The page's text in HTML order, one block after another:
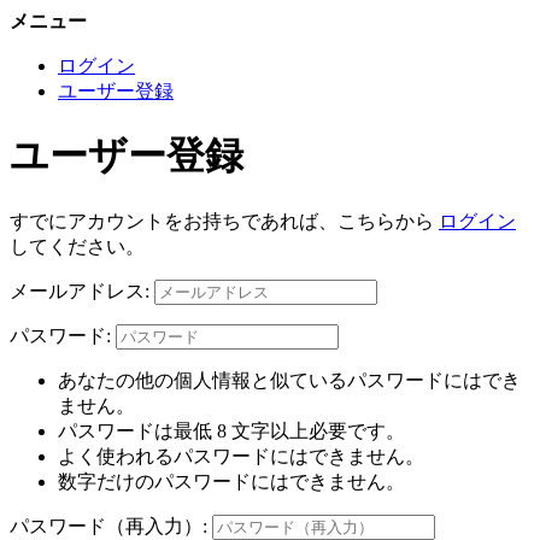
メニュー
ログイン
ユーザー登録
ユーザー登録
すでにアカウントをお持ちであれば、こちらから ログイン
してください。
メールアドレス:
パスワード:
あなたの他の個人情報と似ているパスワードにはでき
ません。
パスワードは最低 8 文字以上必要です。
よく使われるパスワードにはできません。
数字だけのパスワードにはできません。
パスワード（再入力）: